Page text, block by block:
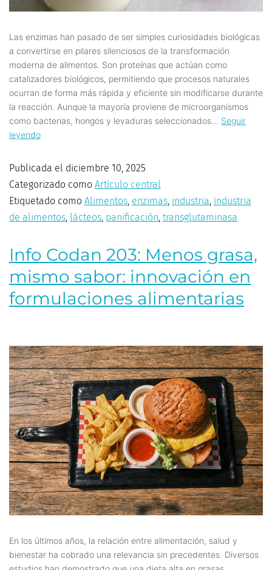
Las enzimas han pasado de ser simples curiosidades biológicas
a convertirse en pilares silenciosos de la transformación
moderna de alimentos. Son proteínas que actúan como
catalizadores biológicos, permitiendo que procesos naturales
ocurran de forma más rápida y eficiente sin modificarse durante
la reacción. Aunque la mayoría proviene de microorganismos
como bacterias, hongos y levaduras seleccionados… Seguir
leyendo
Publicada el diciembre 10, 2025
Categorizado como Artículo central
Etiquetado como Alimentos, enzimas, industria, industria
de alimentos, lácteos, panificación, transglutaminasa
Info Codan 203: Menos grasa,
mismo sabor: innovación en
formulaciones alimentarias
En los últimos años, la relación entre alimentación, salud y
bienestar ha cobrado una relevancia sin precedentes. Diversos